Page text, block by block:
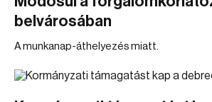
belvárosában
A munkanap-áthelyezés miatt.